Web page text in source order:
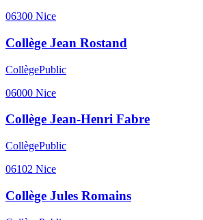
06300 Nice
Collège Jean Rostand
CollègePublic
06000 Nice
Collège Jean-Henri Fabre
CollègePublic
06102 Nice
Collège Jules Romains